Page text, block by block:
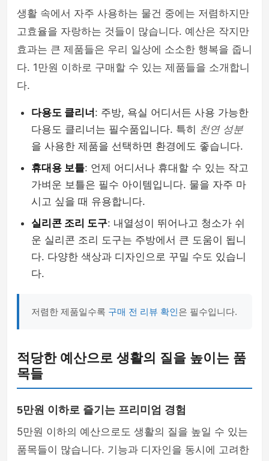
생활 속에서 자주 사용하는 물건 중에는 저렴하지만
고효율을 자랑하는 것들이 많습니다. 예산은 작지만
효과는 큰 제품들은 우리 일상에 소소한 행복을 줍니
다. 1만원 이하로 구매할 수 있는 제품들을 소개합니
다.
다용도 클리너 : 주방, 욕실 어디서든 사용 가능한
다용도 클리너는 필수품입니다. 특히 천연 성분
을 사용한 제품을 선택하면 환경에도 좋습니다.
휴대용 보틀: 언제 어디서나 휴대할 수 있는 작고
가벼운 보틀은 필수 아이템입니다. 물을 자주 마
시고 싶을 때 유용합니다.
실리콘 조리 도구: 내열성이 뛰어나고 청소가 쉬
운 실리콘 조리 도구는 주방에서 큰 도움이 됩니
다. 다양한 색상과 디자인으로 꾸밀 수도 있습니
다.
저렴한 제품일수록 구매 전 리뷰 확인은 필수입니다.
적당한 예산으로 생활의 질을 높이는 품
목들
5만원 이하로 즐기는 프리미엄 경험
5만원 이하의 예산으로도 생활의 질을 높일 수 있는
품목들이 많습니다. 기능과 디자인을 동시에 고려한